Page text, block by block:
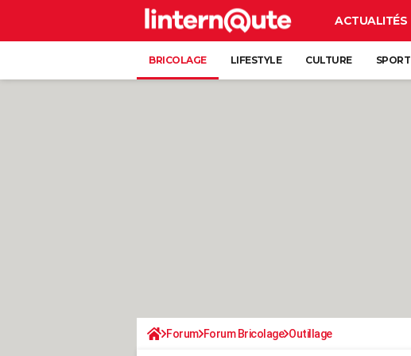
ACTUALITÉS
BRICOLAGE LIFESTYLE CULTURE SPORT
Forum Forum Bricolage Outillage